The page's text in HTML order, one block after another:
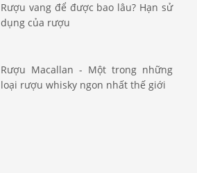
Rượu vang để được bao lâu? Hạn sử
dụng của rượu
Rượu Macallan - Một trong những
loại rượu whisky ngon nhất thế giới